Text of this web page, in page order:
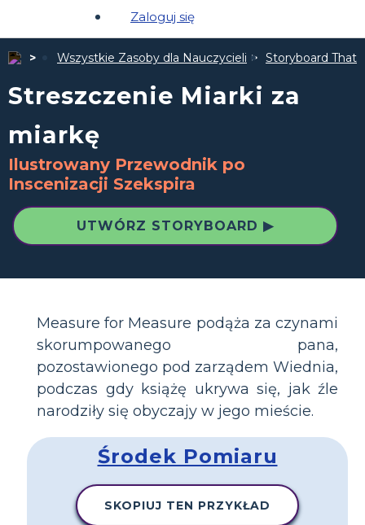
Zaloguj się
Wszystkie Zasoby dla Nauczycieli Storyboard That
Streszczenie Miarki za
miarkę
Ilustrowany Przewodnik po
Inscenizacji Szekspira
UTWÓRZ STORYBOARD ▶
Measure for Measure podąża za czynami
skorumpowanego pana,
pozostawionego pod zarządem Wiednia,
podczas gdy książę ukrywa się, jak źle
narodziły się obyczajy w jego mieście.
Środek Pomiaru
SKOPIUJ TEN PRZYKŁAD